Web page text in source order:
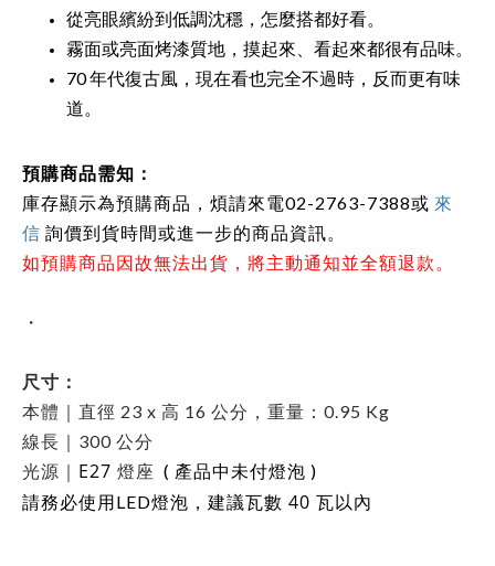
從亮眼繽紛到低調沈穩，怎麼搭都好看。
霧面或亮面烤漆質地，摸起來、看起來都很有品味。
70 年代復古風，現在看也完全不過時，反而更有味
道。
預購商品需知：
庫存顯示為預購商品，煩請來電02-2763-7388或 來
信 詢價到貨時間或進一步的商品資訊。
如預購商品因故無法出貨，將主動通知並全額退款。
・
尺寸：
本體｜直徑 23 x 高 16 公分， 重量：0.95 Kg
線長｜300 公分
光源｜ E27 燈座 ( 產品中未付燈泡 )
請務必使用LED燈泡，建議瓦數 40 瓦以內